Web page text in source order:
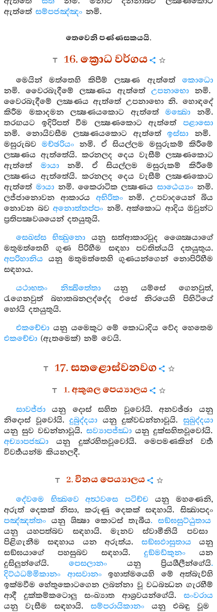
ඇත්තේ සම්පජඤ්ඤං නමි.
තෙවෙනි පණ්ණසකයයි.
16. ක්‍රොධ වර්ගය
මෙයින් මත්තෙහි කිපීම් ලක්‍ෂණ ඇත්තේකොධො
නමි. වෛරබැදීමේ ලක්‍ෂණය ඇත්තේ උපනාභො නමි.
වෛරබැදීමේ ලක්‍ෂණය ඇත්තේ උපනාභො නි. හොඳදේ
කිරීම මකාදමන ලක්‍ෂණයකොට ඇත්තේමක්‍ඛො නමි.
තරඟයට ඉදිරිපත් වීම ලක්‍ෂණකොට ඇත්තේ පළාසො
නමි. නොයිවසීම ලක්‍ෂණයකොට ඇත්තේ ඉස්සා නමි.
මසුරුබවමච්ඡරියං නමි. ඒ සියල්ලම මසුරුකම් කිරීමේ
ලක්‍ෂණය ඇත්තේයි. කරනලද දෙය වැසීම් ලක්‍ෂණකොට
ඇත්තේ මායා නමි. ඒ සියල්ලම මසුරුකම් කිරීමේ
ලක්‍ෂණය ඇත්තේයි. කරනලද දෙය වැසීම් ලක්‍ෂණකොට
ඇත්තේ මායානමි. කෛරාටික ලක්‍ෂණයසාඨෙය්‍යං නමි.
ලජ්ජානොවන ආකාරය අභිරිකංනමි. උපවාදයෙන් බිය
නොවන බව අනොත්තප්පං නමි. අක්කොධ ආදිය ඔවුන්ට
ප්‍රතිපක්‍ෂවශයෙන් දතයුතුයි.
සෙඛස්ස භික්‍ඛුනො යනු සත්ආකාරවූද ශෛක්‍ෂයාගේ
මතුමත්තෙහි ගුණ පිරිහීම සඳහා පවතිත්යයි දතයුතුය.
අපරිහානිය යනු මතුමත්තෙහි ගුණයන්ගෙන් නොපිරිහීම
සඳහාය.
යථාභතං නික්‍ඛිතේතායනු යම්සේ ගෙනවුත්,
රැගෙනවුත් බහාතබනලද්දේද එසේ නිරයෙහි පිහිටියේ
හෝයි දතයුතුයි.
එකචේචා යනු යමෙකුට මේ කොධාදිය වේද හෙතෙම
එකචේචා (ඇතමෙක්) නම් වෙයි.
17. සතළොස්වනවග
1. අකුශල පෙය්‍යාලය
සාවජ්ජායනු දොස් සහිත වූවෝයි. අනවඡ්ඡා යනු
නිදොස් වූවෝයි.දුබුද්දයා යනු දුක්වඩන්නාවූයි.සුඛුද්දයා
යනු සුව වඩන්නාවූයි. සව්‍යාපජ්ක්‍ධායනු දුක්සහිතවූවෝයි.
අච්‍යාපජක්‍ධා යනු දුක්රහිතවූවෝයි. මෙපමණකින් වර්‍ත
විවර්‍තයන්ම කියනලදී.
2. විනය පෙය්‍යාලය
දේවමෙ භික්‍ඛවෙ අත්‍ථවසෙ පටිච්ච යනු මහණෙනි,
අරුත් දෙකක් නිසා, කරුණු දෙකක් සඳහායි. සික්‍ඛාපදං
පඤ්ඤත්තං යනු ශික්‍ෂා කොටස් තැබීය. සඞ්ඝසුට්ඨුතාය
යනු යහපත්බව සඳහායි. මැනව ස්වාමීනියි පවසා
පිළිගැනීම සඳහාය යන අරුත්ය. සඞ්ඝඵාසුතාය යනු
සඞ්ඝයාගේ පහසුබව සඳහායි. දුඞ්මඩ්කුනං යන
දුසිලුන්ගේයි. පෙසලානං යනු ප්‍රියශීලීන්ගේයි.
දිට්ඨධම්මිකානං ආසවානංඉහාත්මයෙහි මේ අත්බැව්හි
ඉක්මවීම හේතුකොටගෙන ලබන්නා වූ වධබන්‍ධන ගැරහීම්
ආදී දුක්කම්‍කටොලු සංඛ්‍යාත ආශ්‍රවයන්ගේයි. සංවරාය
යනු වැසීම සඳහායි. සම්පරායිකානං යනු එබඳු වූම